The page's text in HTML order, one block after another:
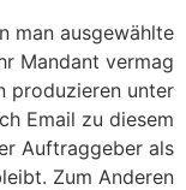
man ausgewählte
Mandant vermag
produzieren unter
Email zu diesem
Auftraggeber als
Zum Anderen